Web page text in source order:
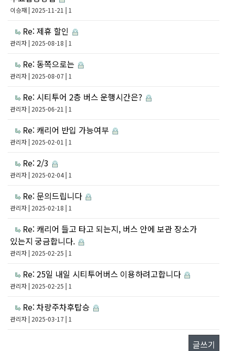
이승재| 2025-11-21 | 1
Re: 제휴 할인
관리자| 2025-08-18 | 1
Re: 동쪽으로는
관리자| 2025-08-07 | 1
Re: 시티투어 2층 버스 운행시간은?
관리자| 2025-06-21 | 1
Re: 캐리어 반입 가능여부
관리자| 2025-02-01 | 1
Re: 2/3
관리자| 2025-02-04 | 1
Re: 문의드립니다
관리자| 2025-02-18 | 1
Re: 캐리어 들고 타고 되는지, 버스 안에 보관 장소가
있는지 궁금합니다.
관리자| 2025-02-25 | 1
Re: 25일 내일 시티투어버스 이용하려고합니다
관리자| 2025-02-25 | 1
Re: 차량주차후탑승
관리자| 2025-03-17 | 1
글쓰기